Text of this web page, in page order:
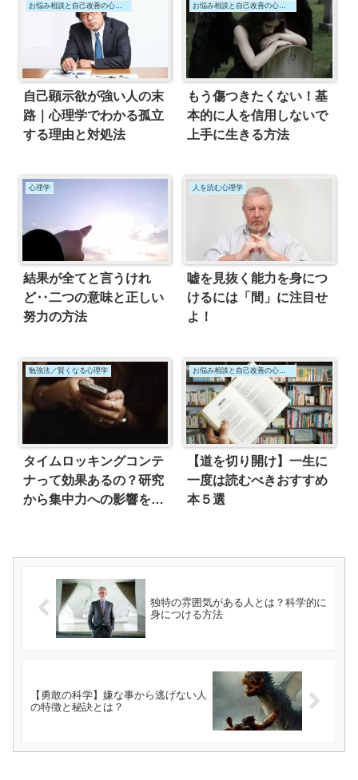
お悩み相談と自己改善の心理学
自己顕示欲が強い人の末
路｜心理学でわかる孤立
する理由と対処法
もう傷つきたくない！基
本的に人を信用しないで
上手に生きる方法
心理学
結果が全てと言うけれ
ど‥二つの意味と正しい
努力の方法
人を読む心理学
嘘を見抜く能力を身につ
けるには「間」に注目せ
よ！
勉強法／賢くなる心理学
タイムロッキングコンテ
ナって効果あるの？研究
から集中力への影響を解
【道を切り開け】一生に
一度は読むべきおすすめ
本５選
独特の雰囲気がある人とは？科学的に
身につける方法
【勇敢の科学】嫌な事から逃げない人
の特徴と秘訣とは？